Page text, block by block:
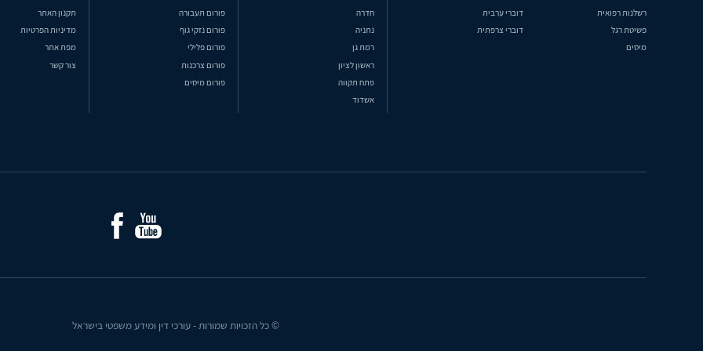
רשלנות רפואית
דוברי ערבית
פשיטת רגל
דוברי צרפתית
מיסים
חדרה
נתניה
רמת גן
ראשון לציון
פתח תקווה
אשדוד
פורום תעבורה
פורום נזקי גוף
פורום פלילי
פורום צרכנות
פורום מיסים
תקנון האתר
מדיניות הפרטיות
מפת אתר
צור קשר
© כל הזכויות שמורות - עורכי דין ומידע משפטי בישראל